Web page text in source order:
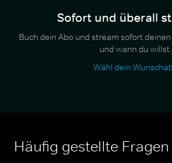
Sofort und überall
Buch dein Abo und stream sofort
und wann du willst.
Wähl dein
Häufig gestellte Fragen